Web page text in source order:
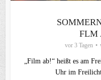
FLM
vor 3 Tagen
„Film ab!“ heißt es am
Uhr im